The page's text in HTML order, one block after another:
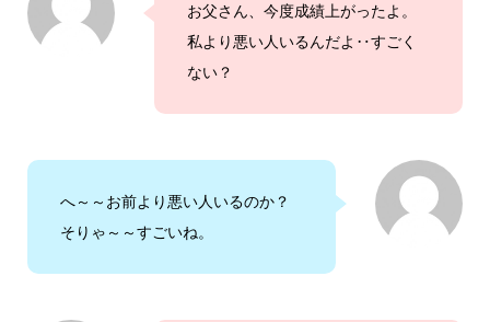
お父さん、今度成績上がったよ。
私より悪い人いるんだよ‥すごく
ない？
へ～～お前より悪い人いるのか？
そりゃ～～すごいね。